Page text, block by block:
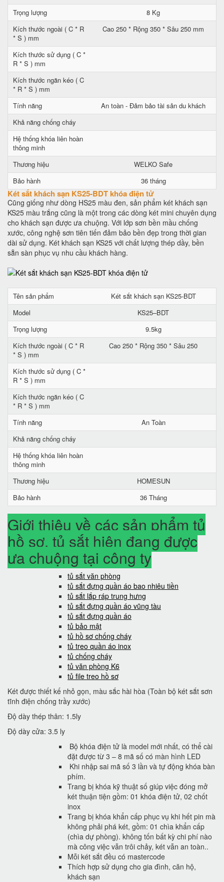
Trọng lượng
8 Kg
Kích thước ngoài ( C * R
* S ) mm
Cao 250 * Rộng 350 * Sâu 250 mm
Kích thước sử dụng ( C *
R * S ) mm
Kích thước ngăn kéo ( C
* R * S ) mm
Tính năng
An toàn - Đảm bảo tài sản du khách
Khả năng chống cháy
Hệ thống khóa liên hoàn
thông minh
Thương hiệu
WELKO Safe
Bảo hành
36 tháng
Két sắt khách sạn KS25-BDT khóa điện tử
Cũng giống như dòng HS25 màu đen, sản phẩm két khách sạn
KS25 màu trắng cũng là một trong các dòng két mini chuyên dụng
cho khách sạn được ưa chuộng. Với lớp sơn bền mầu chống
xước, công nghệ sơn tiên tiến đảm bảo bền đẹp trong thời gian
dài sử dụng. Két khách sạn KS25 với chất lượng thép dầy, bền
sẵn sàn phục vụ nhu cầu khách hàng.
Tên sản phẩm
Két sắt khách sạn KS25-BDT
Model
KS25–BDT
Trọng lượng
9.5kg
Kích thước ngoài ( C * R
* S ) mm
Cao 250 * Rộng 350 * Sâu 250
Kích thước sử dụng ( C *
R * S ) mm
Kích thước ngăn kéo ( C
* R * S ) mm
Tính năng
An Toàn
Khả năng chống cháy
Hệ thống khóa liên hoàn
thông minh
Thương hiệu
HOMESUN
Bảo hành
36 Tháng
Giới thiệu về các sản phẩm tủ
hồ sơ, tủ sắt hiện đang được
ưa chuộng tại công ty
tủ sắt văn phòng
tủ sắt đựng quần áo bao nhiêu tiền
tủ sắt lắp ráp trung hưng
tủ sắt đựng quần áo vũng tàu
tủ sắt đựng quần áo
tủ bảo mật
tủ hồ sơ chống cháy
tủ treo quần áo inox
tủ chống cháy
tủ văn phòng K6
tủ file treo hồ sơ
Két được thiết kế nhỏ gọn, màu sắc hài hòa (Toàn bộ két sắt sơn
tĩnh điện chống trầy xước)
Độ dày thép thân: 1.5ly
Độ dày cửa: 3.5 ly
Bộ khóa điện tử là model mới nhất, có thể cài
đặt được từ 3 – 8 mã số có màn hình LED
Khi nhập sai mã số 3 lần và tự động khóa bàn
phím.
Trang bị khóa kỹ thuật số giúp việc đóng mở
két thuận tiện gồm: 01 khóa điện tử, 02 chốt
inox
Trang bị khóa khẩn cấp phục vụ khi hết pin mà
không phải phá két, gồm: 01 chìa khẩn cấp
(chìa dự phòng). không tốn bất kỳ chi phí nào
mà công việc vẫn trôi chảy, két vẫn an toàn..
Mỗi két sắt đều có mastercode
Thích hợp sử dụng cho gia đình, căn hộ,
khách sạn